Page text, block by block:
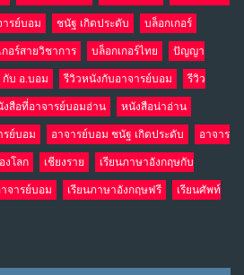
ารย์บอม ชนัฐ เกิดประดับ บล็อกเกอร์
กอร์สายวิชาการ บล็อกเกอร์ไทย ปัญญา
กับ อ.บอม รีวิวหนังกับอาจารย์บอม รีวิว
งสือที่อาจารย์บอมอ่าน หนังสือน่าอ่าน
รย์บอม อาจารย์บอม ชนัฐ เกิดประดับ อาจาร
งโลก เชียงราย เรียนภาษาอังกฤษกับ
จารย์บอม เรียนภาษาอังกฤษฟรี เรียนศัพท์